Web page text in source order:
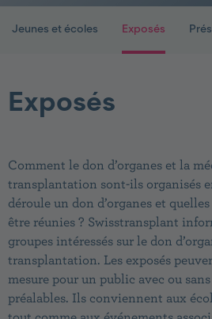
Jeunes et écoles Exposés
Exposés
Comment le don d’organes et la
transplantation sont-ils organisés
déroule un don d’organes et
être réunies ? Swisstransplant
groupes intéressés sur le don
transplantation. Les exposés
mesure pour un public avec ou
préalables. Ils conviennent aux